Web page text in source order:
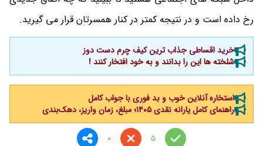
رخ داده است و در نتیجه کمتر در کنار همسرتان قرار می گیرید.
خرید اقساطی جذاب ترین کیف چرم دست دوز
شلخته ها این را بدانند و به خود افتخار کنند !
استخاره آنلاین خوب و بد فوری با جواب کامل
راهنمای کامل یارانه نقدی ۱۴۰۵؛ مبلغ، زمان واریز، دهک‌بندی
5
0